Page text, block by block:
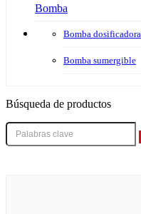
Bomba
Bomba dosificadora
Bomba sumergible
Búsqueda de productos